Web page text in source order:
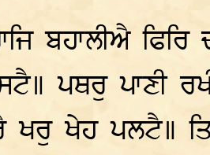
ਬਹਾਲੀਐ
ਪਥਰੁ ਪਾਣੀ
ਖਰੁ ਖੇਹ ਪਲਟੈ॥